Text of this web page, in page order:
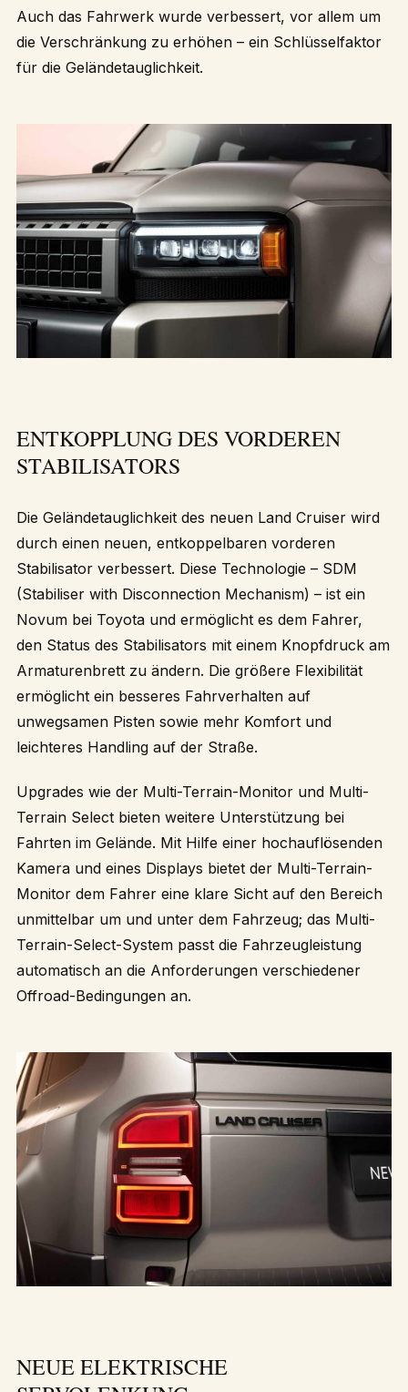
Auch das Fahrwerk wurde verbessert, vor allem um
die Verschränkung zu erhöhen – ein Schlüsselfaktor
für die Geländetauglichkeit.
ENTKOPPLUNG DES VORDEREN
STABILISATORS
Die Geländetauglichkeit des neuen Land Cruiser wird
durch einen neuen, entkoppelbaren vorderen
Stabilisator verbessert. Diese Technologie – SDM
(Stabiliser with Disconnection Mechanism) – ist ein
Novum bei Toyota und ermöglicht es dem Fahrer,
den Status des Stabilisators mit einem Knopfdruck am
Armaturenbrett zu ändern. Die größere Flexibilität
ermöglicht ein besseres Fahrverhalten auf
unwegsamen Pisten sowie mehr Komfort und
leichteres Handling auf der Straße.
Upgrades wie der Multi-Terrain-Monitor und Multi-
Terrain Select bieten weitere Unterstützung bei
Fahrten im Gelände. Mit Hilfe einer hochauflösenden
Kamera und eines Displays bietet der Multi-Terrain-
Monitor dem Fahrer eine klare Sicht auf den Bereich
unmittelbar um und unter dem Fahrzeug; das Multi-
Terrain-Select-System passt die Fahrzeugleistung
automatisch an die Anforderungen verschiedener
Offroad-Bedingungen an.
NEUE ELEKTRISCHE